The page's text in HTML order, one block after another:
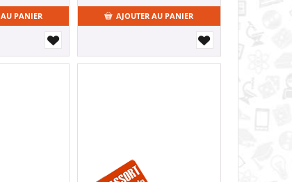
PANIER AJOUTER AU PANIER